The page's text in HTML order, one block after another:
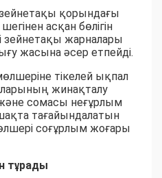
қорындағы
асқан бөлігін
зейнетақы жарналары
жасына әсер етпейді.
тікелей ықпал
жинақталу
сомасы неғұрлым
тағайындалатын
соғұрлым жоғары
тұрады